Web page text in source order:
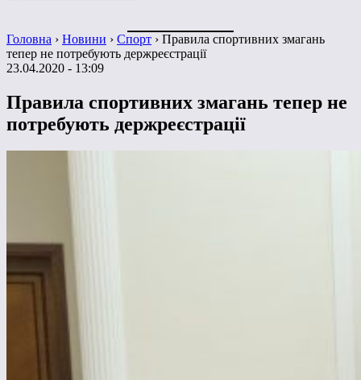
Головна › Новини › Спорт › Правила спортивних змагань
тепер не потребують держреєстрації
23.04.2020 - 13:09
Правила спортивних змагань тепер не
потребують держреєстрації